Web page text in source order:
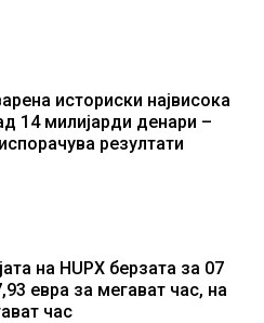
историски највисока
14 милијарди денари –
резултати
на HUPX берзата за 07
евра за мегават час, на
час